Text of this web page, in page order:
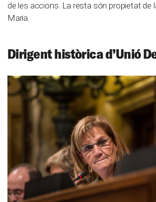
de les accions. La resta són propietat de
Maria.
Dirigent històrica d’Unió